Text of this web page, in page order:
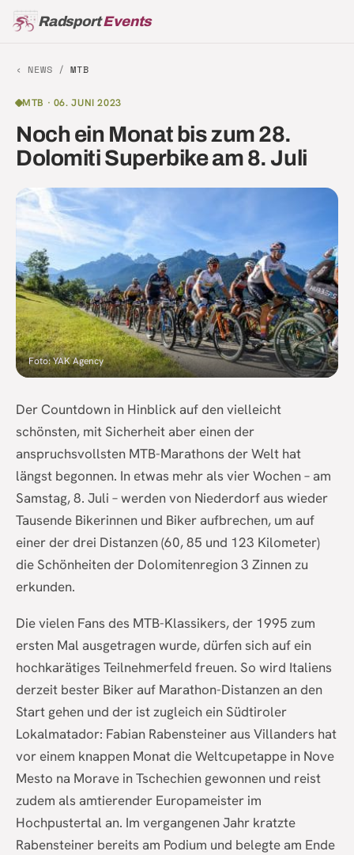
RadsportEvents
‹ NEWS /MTB
MTB · 06. JUNI 2023
Noch ein Monat bis zum 28.
Dolomiti Superbike am 8. Juli
Foto: YAK Agency
Der Countdown in Hinblick auf den vielleicht
schönsten, mit Sicherheit aber einen der
anspruchsvollsten MTB-Marathons der Welt hat
längst begonnen. In etwas mehr als vier Wochen – am
Samstag, 8. Juli – werden von Niederdorf aus wieder
Tausende Bikerinnen und Biker aufbrechen, um auf
einer der drei Distanzen (60, 85 und 123 Kilometer)
die Schönheiten der Dolomitenregion 3 Zinnen zu
erkunden.
Die vielen Fans des MTB-Klassikers, der 1995 zum
ersten Mal ausgetragen wurde, dürfen sich auf ein
hochkarätiges Teilnehmerfeld freuen. So wird Italiens
derzeit bester Biker auf Marathon-Distanzen an den
Start gehen und der ist zugleich ein Südtiroler
Lokalmatador: Fabian Rabensteiner aus Villanders hat
vor einem knappen Monat die Weltcupetappe in Nove
Mesto na Morave in Tschechien gewonnen und reist
zudem als amtierender Europameister im
Hochpustertal an. Im vergangenen Jahr kratzte
Rabensteiner bereits am Podium und belegte am Ende